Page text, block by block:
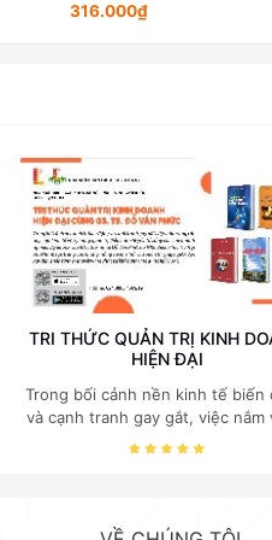
316.000₫
TRI THỨC QUẢN TRỊ KINH
HIỆN ĐẠI
Trong bối cảnh nền kinh tế biến
và cạnh tranh gay gắt, việc nắm
các quy luật kinh tế và kỹ năng
khoa Hà Nội phát hành tập trung